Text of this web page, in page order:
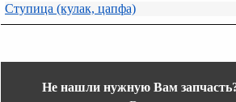
Ступица (кулак, цапфа)
Не нашли нужную Вам